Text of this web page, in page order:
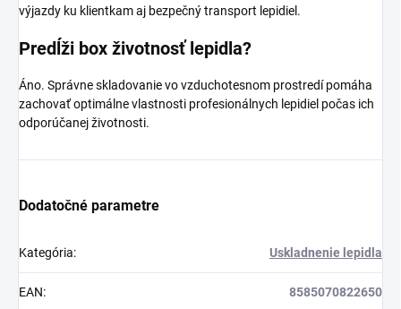
výjazdy ku klientkam aj bezpečný transport lepidiel.
Predĺži box životnosť lepidla?
Áno. Správne skladovanie vo vzduchotesnom prostredí pomáha
zachovať optimálne vlastnosti profesionálnych lepidiel počas ich
odporúčanej životnosti.
Dodatočné parametre
Kategória: Uskladnenie lepidla
EAN: 8585070822650